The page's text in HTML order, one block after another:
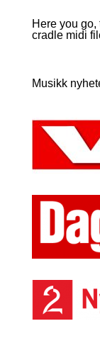
Here you
cradle midi
Musikk